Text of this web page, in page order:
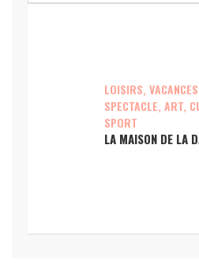
LOISIRS,
SPECTACLE, ART,
SPORT
LA MAISON DE LA